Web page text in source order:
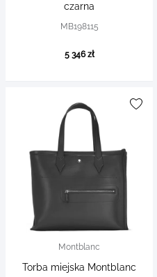
czarna
MB198115
5 346 zł
Montblanc
Torba miejska Montblanc